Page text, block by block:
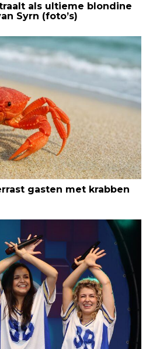
als ultieme blondine
Syrn (foto’s)
gasten met krabben